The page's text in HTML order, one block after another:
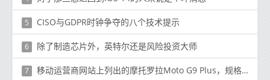
5 CISO与GDPR时钟争夺的八个技术提示
6 除了制造芯片外，英特尔还是风险投资大师
7 移动运营商网站上列出的摩托罗拉Moto G9 Plus，规格和价格